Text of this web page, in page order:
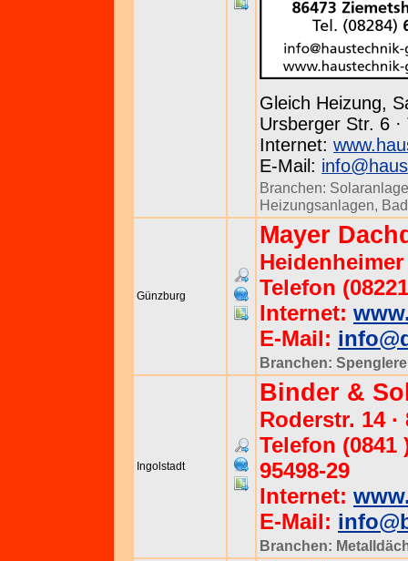
Gleich Heizung,
Ursberger Str. 6
Internet:
E-Mail:
Branchen:
Heizungsanlagen,
Günzburg
Mayer
Telefon
Internet:
E-Mail:
Branchen:
Ingolstadt
Binder &
Roderstr. 14
Telefon (0841
95498-29
Internet:
E-Mail:
Branchen: